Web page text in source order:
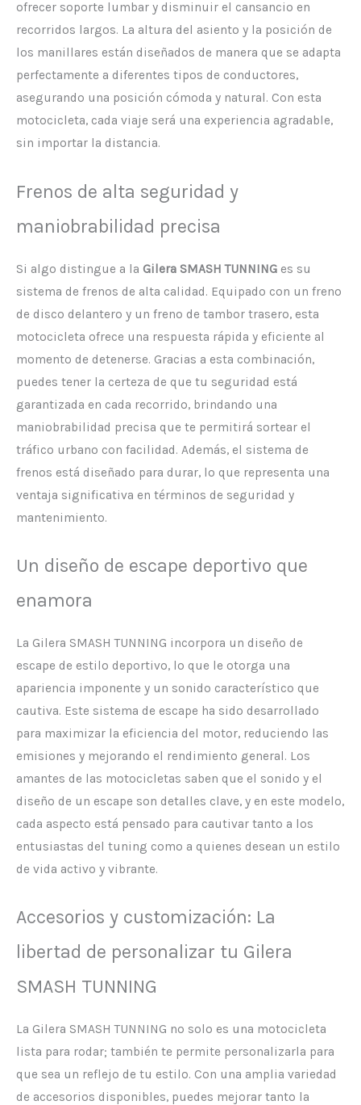
ofrecer soporte lumbar y disminuir el cansancio en
recorridos largos. La altura del asiento y la posición de
los manillares están diseñados de manera que se adapta
perfectamente a diferentes tipos de conductores,
asegurando una posición cómoda y natural. Con esta
motocicleta, cada viaje será una experiencia agradable,
sin importar la distancia.
Frenos de alta seguridad y
maniobrabilidad precisa
Si algo distingue a la Gilera SMASH TUNNING es su
sistema de frenos de alta calidad. Equipado con un freno
de disco delantero y un freno de tambor trasero, esta
motocicleta ofrece una respuesta rápida y eficiente al
momento de detenerse. Gracias a esta combinación,
puedes tener la certeza de que tu seguridad está
garantizada en cada recorrido, brindando una
maniobrabilidad precisa que te permitirá sortear el
tráfico urbano con facilidad. Además, el sistema de
frenos está diseñado para durar, lo que representa una
ventaja significativa en términos de seguridad y
mantenimiento.
Un diseño de escape deportivo que
enamora
La Gilera SMASH TUNNING incorpora un diseño de
escape de estilo deportivo, lo que le otorga una
apariencia imponente y un sonido característico que
cautiva. Este sistema de escape ha sido desarrollado
para maximizar la eficiencia del motor, reduciendo las
emisiones y mejorando el rendimiento general. Los
amantes de las motocicletas saben que el sonido y el
diseño de un escape son detalles clave, y en este modelo,
cada aspecto está pensado para cautivar tanto a los
entusiastas del tuning como a quienes desean un estilo
de vida activo y vibrante.
Accesorios y customización: La
libertad de personalizar tu Gilera
SMASH TUNNING
La Gilera SMASH TUNNING no solo es una motocicleta
lista para rodar; también te permite personalizarla para
que sea un reflejo de tu estilo. Con una amplia variedad
de accesorios disponibles, puedes mejorar tanto la